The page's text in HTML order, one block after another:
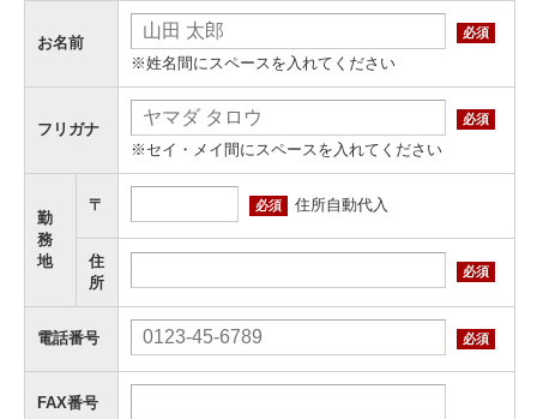
お名前
必須
※姓名間にスペースを入れてください
フリガナ
必須
※セイ・メイ間にスペースを入れてください
勤
務
地
〒 必須 住所自動代入
住
所
必須
電話番号 必須
FAX番号